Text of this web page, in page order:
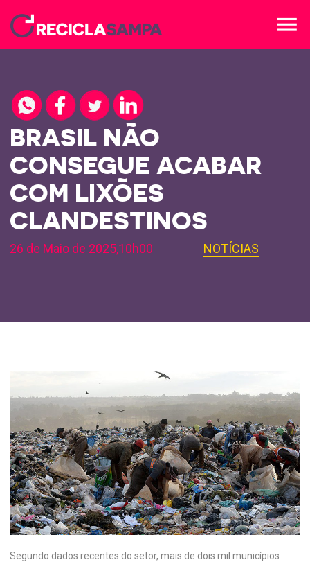
menu
BRASIL NÃO
CONSEGUE ACABAR
COM LIXÕES
CLANDESTINOS
26 de Maio de 2025,10h00 NOTÍCIAS
Segundo dados recentes do setor, mais de dois mil municípios